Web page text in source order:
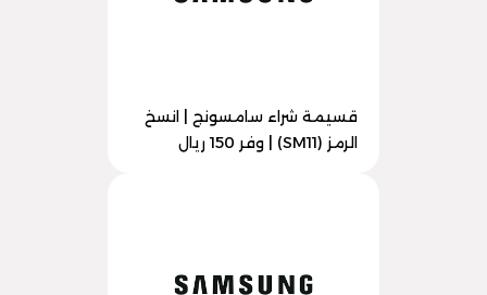
قسيمة شراء سامسونج | انسخ
الرمز (SM11) | وفر 150 ريال